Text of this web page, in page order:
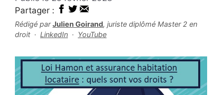
Partager :
Rédigé parJulien Goirand, juriste diplômé Master 2 en
droit · LinkedIn · YouTube